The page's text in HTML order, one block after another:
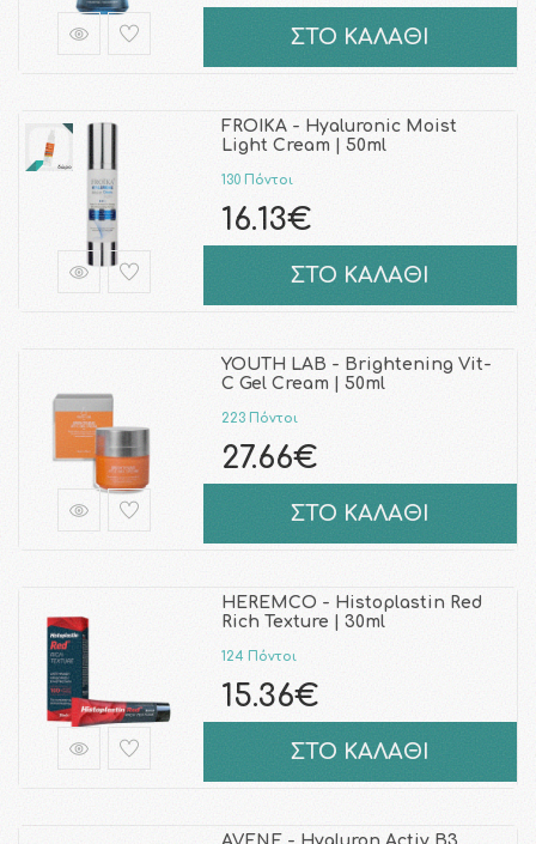
ΣΤΟ ΚΑΛΑΘΙ
FROIKA - Hyaluronic Moist
Light Cream | 50ml
130 Πόντοι
16.13€
ΣΤΟ ΚΑΛΑΘΙ
YOUTH LAB - Brightening Vit-
C Gel Cream | 50ml
223 Πόντοι
27.66€
ΣΤΟ ΚΑΛΑΘΙ
HEREMCO - Histoplastin Red
Rich Texture | 30ml
124 Πόντοι
15.36€
ΣΤΟ ΚΑΛΑΘΙ